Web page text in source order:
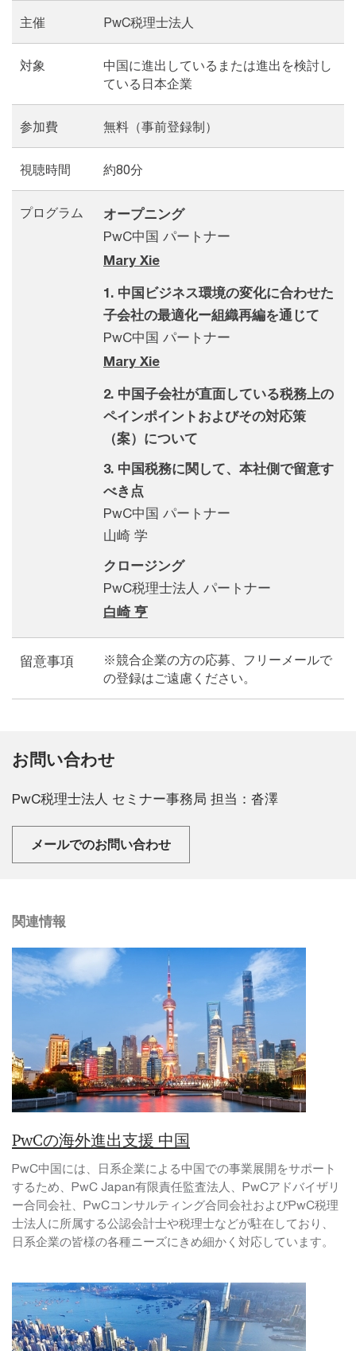
主催 PwC税理士法人
対象
中国に進出しているまたは進出を検討し
ている日本企業
参加費 無料（事前登録制）
視聴時間 約80分
プログラム
オープニング
PwC中国 パートナー
Mary Xie
1. 中国ビジネス環境の変化に合わせた
子会社の最適化ー組織再編を通じて
PwC中国 パートナー
Mary Xie
2. 中国子会社が直面している税務上の
ペインポイントおよびその対応策
（案）について
3. 中国税務に関して、本社側で留意す
べき点
PwC中国 パートナー
山崎 学
クロージング
PwC税理士法人 パートナー
白崎 亨
留意事項
※競合企業の方の応募、フリーメールで
の登録はご遠慮ください。
お問い合わせ
PwC税理士法人 セミナー事務局 担当：沓澤
メールでのお問い合わせ
関連情報
PwCの海外進出支援 中国
PwC中国には、日系企業による中国での事業展開をサポート
するため、PwC Japan有限責任監査法人、PwCアドバイザリ
ー合同会社、PwCコンサルティング合同会社およびPwC税理
士法人に所属する公認会計士や税理士などが駐在しており、
日系企業の皆様の各種ニーズにきめ細かく対応しています。